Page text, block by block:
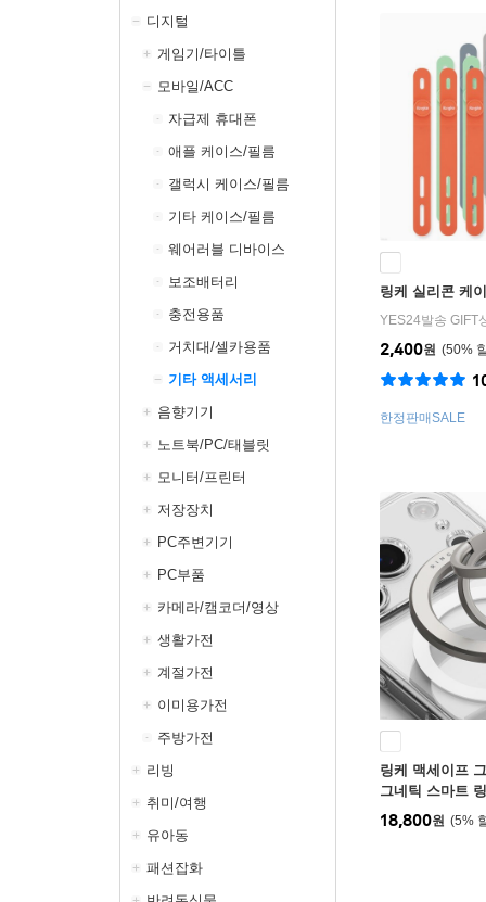
디지털
게임기/타이틀
모바일/ACC
자급제 휴대폰
애플 케이스/필름
갤럭시 케이스/필름
기타 케이스/필름
웨어러블 디바이스
보조배터리
충전용품
거치대/셀카용품
기타 액세서리
음향기기
노트북/PC/태블릿
모니터/프린터
저장장치
PC주변기기
PC부품
카메라/캠코더/영상
생활가전
계절가전
이미용가전
주방가전
리빙
취미/여행
유아동
패션잡화
링케 실리콘 케
YES24발송 GIFT
50%
2,400원
한정판매SALE
링케 맥세이프
그네틱 스마트
거치대 핑거
5%
18,800원